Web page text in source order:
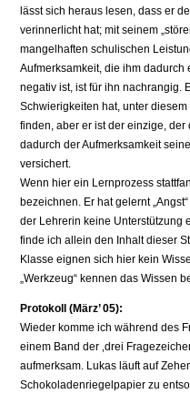
lässt sich heraus lesen, dass er
verinnerlicht hat; mit seinem
mangelhaften schulischen
Aufmerksamkeit, die ihm
negativ ist, ist für ihn nachrangig.
Schwierigkeiten hat, unter
finden, aber er ist der einzige,
dadurch der Aufmerksamkeit
versichert.
Wenn hier ein Lernprozess
bezeichnen. Er hat gelernt
der Lehrerin keine Unterstützung
finde ich allein den Inhalt dieser
Klasse eignen sich hier kein
„Werkzeug“ kennen das Wissen
Protokoll (März’ 05):
Wieder komme ich während des
einem Band der ‚drei
aufmerksam. Lukas läuft auf
Schokoladenriegelpapier zu